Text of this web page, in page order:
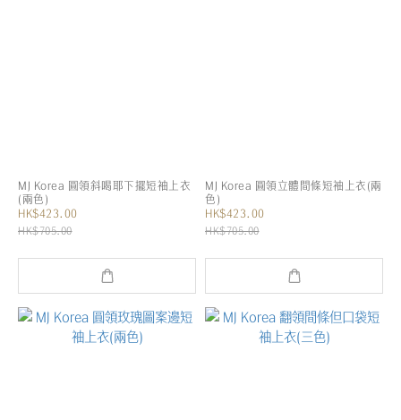
MJ Korea 圓領斜喝耶下擺短袖上衣
(兩色)
HK$423.00
HK$705.00
MJ Korea 圓領立體間條短袖上衣(兩
色)
HK$423.00
HK$705.00